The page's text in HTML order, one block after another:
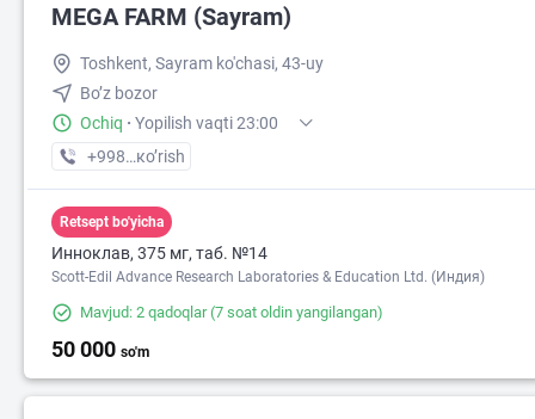
MEGA FARM (Sayram)
Toshkent, Sayram ko'chasi, 43-uy
Bo’z bozor
Ochiq · Yopilish vaqti 23:00
+998 (55) XXX-XX-XX
кo’rish
Retsept bo'yicha
Инноклав, 375 мг, таб. №14
Scott-Edil Advance Research Laboratories & Education Ltd. (Индия)
Mavjud: 2 qadoqlar(7 soat oldin yangilangan)
50 000 so'm